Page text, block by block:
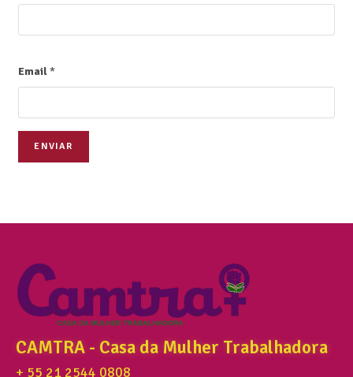
Email*
ENVIAR
CAMTRA - Casa da Mulher Trabalhadora
+ 55 21 2544 0808